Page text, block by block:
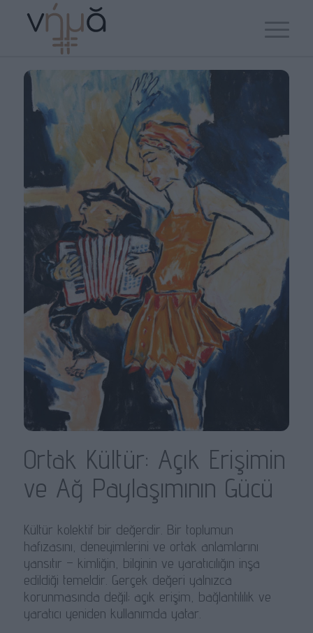
Ortak Kültür: Açık Erişimin
ve Ağ Paylaşımının Gücü
Kültür kolektif bir değerdir. Bir toplumun
hafızasını, deneyimlerini ve ortak anlamlarını
yansıtır – kimliğin, bilginin ve yaratıcılığın inşa
edildiği temeldir. Gerçek değeri yalnızca
korunmasında değil; açık erişim, bağlantılılık ve
yaratıcı yeniden kullanımda yatar.